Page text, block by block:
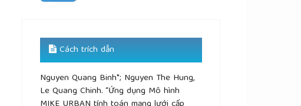
Cách trích dẫn
Nguyen Quang Binh*; Nguyen The Hung,
Le Quang Chinh. “Ứng dụng Mô hình